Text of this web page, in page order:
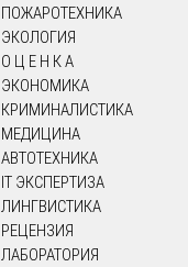
ПОЖАРОТЕХНИКА
ЭКОЛОГИЯ
О Ц Е Н К А
ЭКОНОМИКА
КРИМИНАЛИСТИКА
МЕДИЦИНА
АВТОТЕХНИКА
IT ЭКСПЕРТИЗА
ЛИНГВИСТИКА
РЕЦЕНЗИЯ
ЛАБОРАТОРИЯ